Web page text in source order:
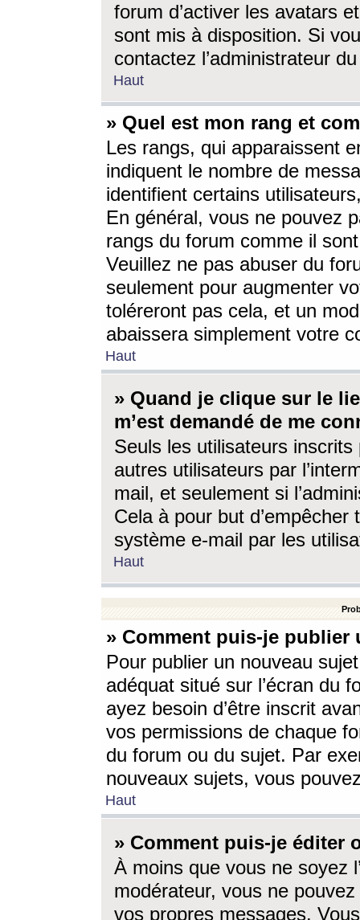
forum d’activer les avatars
sont mis à disposition. Si
contactez l’administrateur
Haut
» Quel est mon rang et
Les rangs, qui apparaissent
indiquent le nombre de
identifient certains
En général, vous ne pouvez
rangs du forum comme il
Veuillez ne pas abuser du
seulement pour augmenter
toléreront pas cela, et un
abaissera simplement votre
Haut
» Quand je clique sur le
m’est demandé de me
Seuls les utilisateurs
autres utilisateurs par
mail, et seulement si
Cela à pour but
système e-mail par les
Haut
» Comment puis-je
Pour publier un nouveau
adéquat situé sur l’écran du
ayez besoin d’être inscrit
vos permissions de chaque
du forum ou du sujet. Par
nouveaux sujets, vous
Haut
» Comment puis-je éditer
À moins que vous ne soyez
modérateur, vous ne
vos propres messages.